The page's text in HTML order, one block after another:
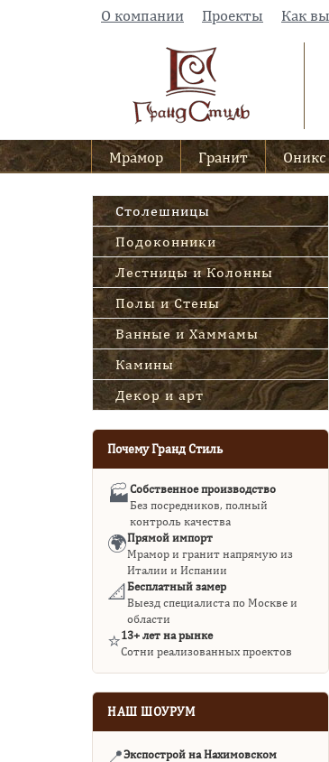
О компании Проекты Как
Мрамор Гранит Оникс
Столешницы
Подоконники
Лестницы и Колонны
Полы и Стены
Ванные и Хаммамы
Камины
Декор и арт
Почему Гранд Стиль
🏭Собственное производство
Без посредников, полный
контроль качества
🌍Прямой импорт
Мрамор и гранит напрямую из
Италии и Испании
📐 Бесплатный замер
Выезд специалиста по Москве и
области
⭐13+ лет на рынке
Сотни реализованных проектов
НАШ ШОУРУМ
📍Экспострой на Нахимовском